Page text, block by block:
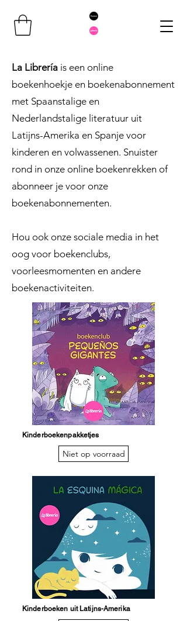
La Librería is een online
boekenhoekje en boekenabonnement
met Spaanstalige en
Nederlandstalige literatuur uit
Latijns-Amerika en Spanje voor
kinderen en volwassenen. Snuister
rond in onze online boekenrekken of
abonneer je voor onze
boekenabonnementen.
Hou ook onze sociale media in het
oog voor boekenclubs,
voorleesmomenten en andere
boekenactiviteiten.
Kinderboekenpakketjes
Niet op voorraad
Kinderboeken uit Latijns-Amerika